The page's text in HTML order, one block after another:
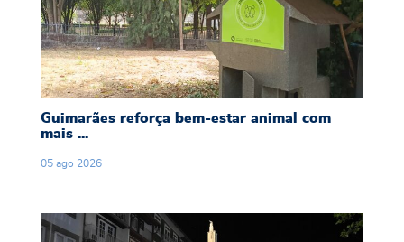
Guimarães reforça bem-estar animal com
mais ...
05 ago 2026
Marcha Gualteriana encerra as Festas da